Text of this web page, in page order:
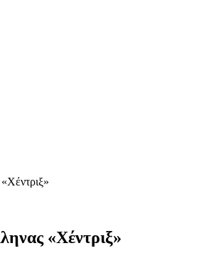
«Χέντριξ»